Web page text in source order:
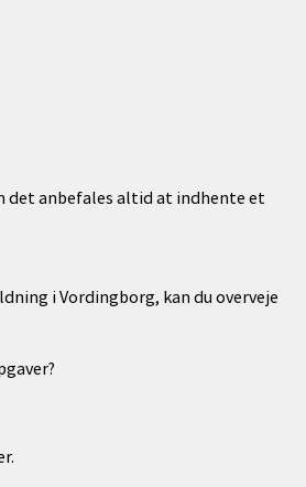
det anbefales altid at indhente et
i Vordingborg, kan du overveje